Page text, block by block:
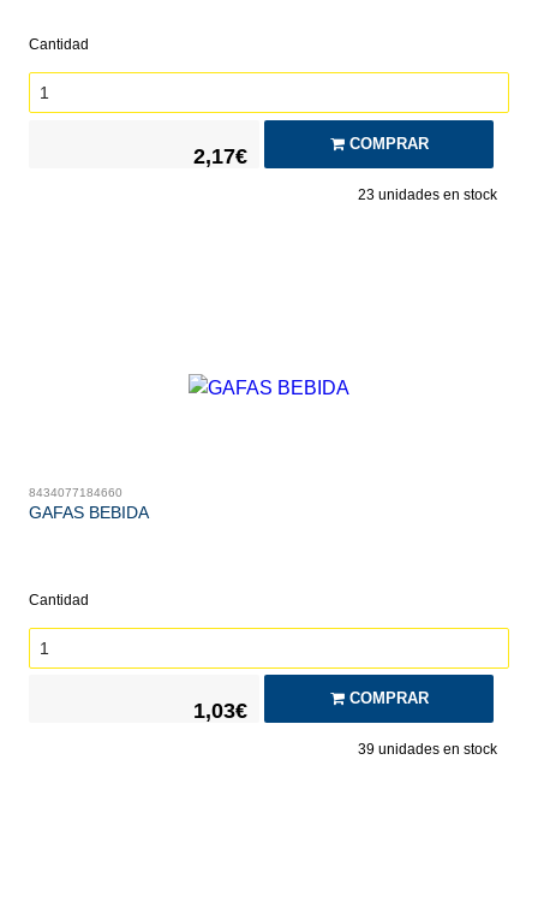
Cantidad
2,17€
COMPRAR
23unidades en stock
8434077184660
GAFAS BEBIDA
Cantidad
1,03€
COMPRAR
39unidades en stock